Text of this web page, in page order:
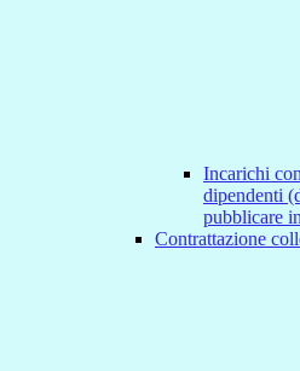
Incarichi
dipendenti
pubblicare
Contrattazione